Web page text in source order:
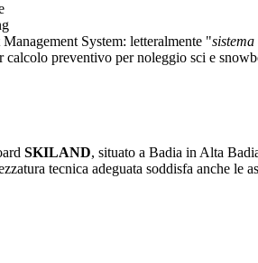
System: letteralmente "
calcolo preventivo per noleggio sci e
SKILAND, situato a Badia in Alta
tecnica adeguata soddisfa anche le